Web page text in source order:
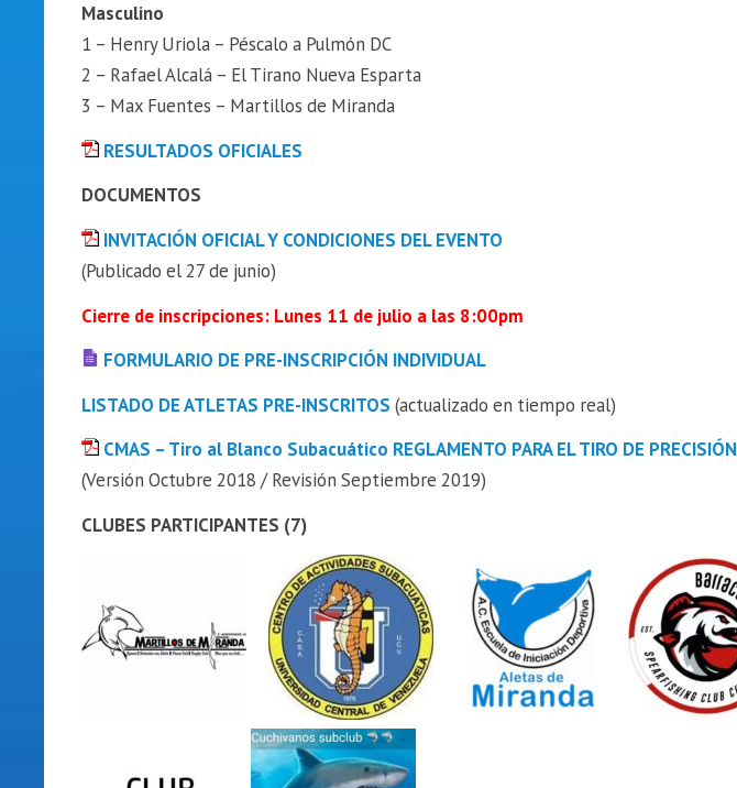
Masculino
1 – Henry Uriola – Péscalo a Pulmón DC
2 – Rafael Alcalá – El Tirano Nueva Esparta
3 – Max Fuentes – Martillos de Miranda
RESULTADOS OFICIALES
DOCUMENTOS
INVITACIÓN OFICIAL Y CONDICIONES DEL EVENTO
(Publicado el 27 de junio)
Cierre de inscripciones: Lunes 11 de julio a las 8:00pm
FORMULARIO DE PRE-INSCRIPCIÓN INDIVIDUAL
LISTADO DE ATLETAS PRE-INSCRITOS (actualizado en tiempo real)
CMAS – Tiro al Blanco Subacuático REGLAMENTO PARA EL TIRO DE PRECISIÓN
(Versión Octubre 2018 / Revisión Septiembre 2019)
CLUBES PARTICIPANTES (7)